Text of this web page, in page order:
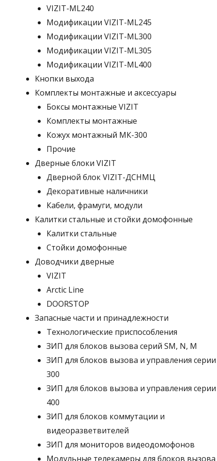
VIZIT-ML240
Модификации VIZIT-ML245
Модификации VIZIT-ML300
Модификации VIZIT-ML305
Модификации VIZIT-ML400
Кнопки выхода
Комплекты монтажные и аксессуары
Боксы монтажные VIZIT
Комплекты монтажные
Кожух монтажный МК-300
Прочие
Дверные блоки VIZIT
Дверной блок VIZIT-ДСНМЦ
Декоративные наличники
Кабели, фрамуги, модули
Калитки стальные и стойки домофонные
Калитки стальные
Стойки домофонные
Доводчики дверные
VIZIT
Arctic Line
DOORSTOP
Запасные части и принадлежности
Технологические приспособления
ЗИП для блоков вызова серий SM, N, M
ЗИП для блоков вызова и управления серии
300
ЗИП для блоков вызова и управления серии
400
ЗИП для блоков коммутации и
видеоразветвителей
ЗИП для мониторов видеодомофонов
Модульные телекамеры для блоков вызова